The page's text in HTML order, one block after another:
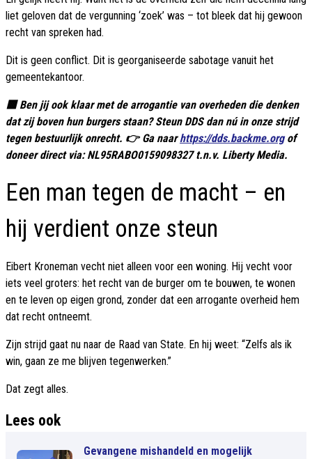
liet geloven dat de vergunning ‘zoek’ was – tot bleek dat hij gewoon
recht van spreken had.
Dit is geen conflict. Dit is georganiseerde sabotage vanuit het
gemeentekantoor.
🟥 Ben jij ook klaar met de arrogantie van overheden die denken
dat zij boven hun burgers staan? Steun DDS dan nú in onze strijd
tegen bestuurlijk onrecht. 👉 Ga naarhttps://dds.backme.orgof
doneer direct via: NL95RABO0159098327 t.n.v. Liberty Media.
Een man tegen de macht – en
hij verdient onze steun
Eibert Kroneman vecht niet alleen voor een woning. Hij vecht voor
iets veel groters: het recht van de burger om te bouwen, te wonen
en te leven op eigen grond, zonder dat een arrogante overheid hem
dat recht ontneemt.
Zijn strijd gaat nu naar de Raad van State. En hij weet: “Zelfs als ik
win, gaan ze me blijven tegenwerken.”
Dat zegt alles.
Lees ook
Gevangene mishandeld en mogelijk